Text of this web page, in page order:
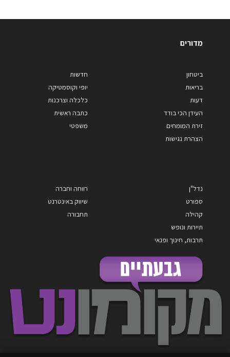
מדורים
ביטחון
בריאות
דעות
העידן הכי בודד
זירת המומחים
הצהרת נגישות
חדשות
יופי וקוסמטיקה
כלכלה וצרכנות
כתבה ראשית
משפטי
נדל"ן
ספורט
קהילה
תיירות ונופש
תרבות, חינוך ופנאי
רווחה וחברה
שיווק באינטרנט
תחבורה